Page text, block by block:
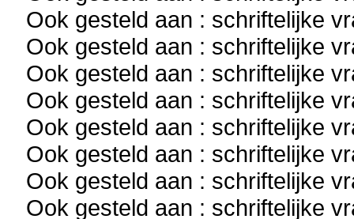
Ook gesteld aan : schriftelijke
Ook gesteld aan : schriftelijke
Ook gesteld aan : schriftelijke
Ook gesteld aan : schriftelijke
Ook gesteld aan : schriftelijke
Ook gesteld aan : schriftelijke
Ook gesteld aan : schriftelijke
Ook gesteld aan : schriftelijke